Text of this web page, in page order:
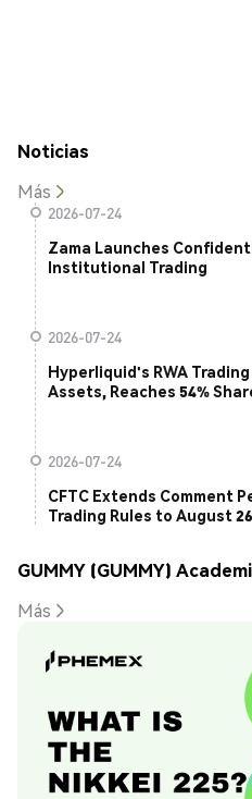
Noticias
Más
2026-07-24
Zama Launches
Institutional Trading
2026-07-24
Hyperliquid's RWA
Assets, Reaches 54%
2026-07-24
CFTC Extends Comment
Trading Rules to August 26
GUMMY (GUMMY)
Más